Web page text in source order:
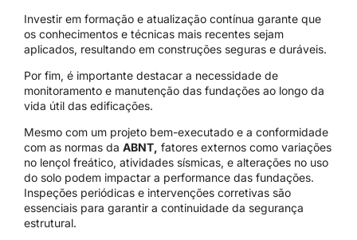
Investir em formação e atualização contínua garante que
os conhecimentos e técnicas mais recentes sejam
aplicados, resultando em construções seguras e duráveis.
Por fim, é importante destacar a necessidade de
monitoramento e manutenção das fundações ao longo da
vida útil das edificações.
Mesmo com um projeto bem-executado e a conformidade
com as normas da ABNT, fatores externos como variações
no lençol freático, atividades sísmicas, e alterações no uso
do solo podem impactar a performance das fundações.
Inspeções periódicas e intervenções corretivas são
essenciais para garantir a continuidade da segurança
estrutural.